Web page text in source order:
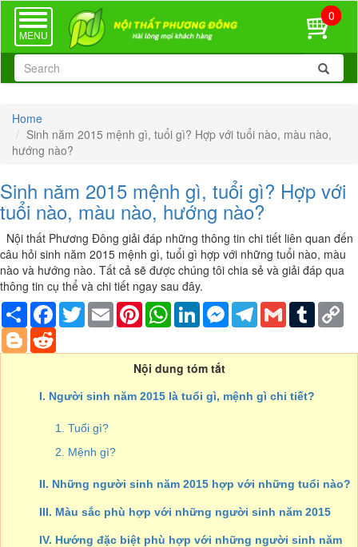
TOGGLE
NAVIGATION
MENU
0
Home
Sinh năm 2015 mệnh gì, tuổi gì? Hợp với tuổi nào, màu nào,
hướng nào?
Sinh năm 2015 mệnh gì, tuổi gì? Hợp với
tuổi nào, màu nào, hướng nào?
Nội thất Phương Đông giải đáp những thông tin chi tiết liên quan đến
câu hỏi sinh năm 2015 mệnh gì, tuổi gì hợp với những tuổi nào, màu
nào và hướng nào. Tất cả sẽ được chúng tôi chia sẻ và giải đáp qua
thông tin cụ thể và chi tiết ngay sau đây.
Share Facebook
TwitterEmail PinterestWhatsAppLinkedInMessengerTelegram
Gmail Tumblr
Blogger
Nội dung tóm tắt
I. Người sinh năm 2015 là tuổi gì, mệnh gì chi tiết?
1. Tuổi gì?
2. Mệnh gì?
II. Những người sinh năm 2015 hợp với những tuổi nào?
III. Màu sắc phù hợp với những người sinh năm 2015
IV. Hướng đặc biệt phù hợp với những người sinh năm